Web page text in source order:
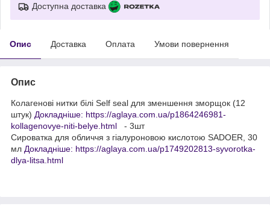
Доступна доставка
Опис Доставка Оплата Умови повернення
Опис
Колагенові нитки білі Self seal для зменшення зморщок (12
штук) Докладніше: https://aglaya.com.ua/p1864246981-
kollagenovye-niti-belye.html - 3шт
Сироватка для обличчя з гіалуроновою кислотою SADOER, 30
мл Докладніше: https://aglaya.com.ua/p1749202813-syvorotka-
dlya-litsa.html